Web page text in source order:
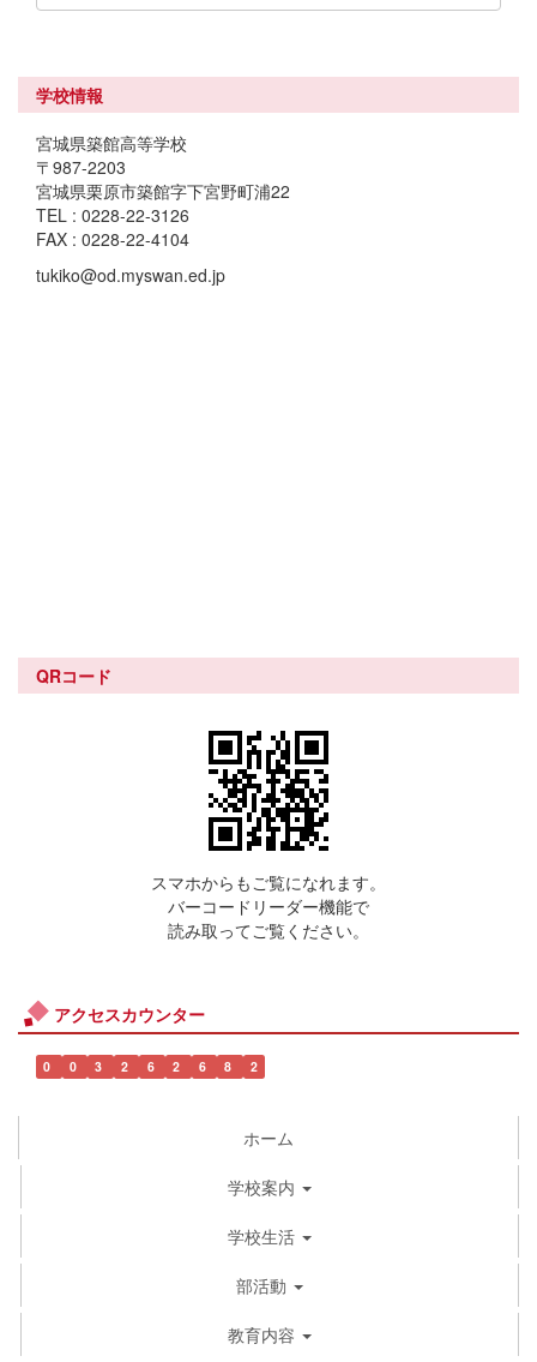
学校情報
宮城県築館高等学校
〒987-2203
宮城県栗原市築館字下宮野町浦22
TEL : 0228-22-3126
FAX : 0228-22-4104
tukiko@od.myswan.ed.jp
QRコード
スマホからもご覧になれます。
バーコードリーダー機能で
読み取ってご覧ください。
アクセスカウンター
0 0 3 2 6 2 6 8 2
ホーム
学校案内
学校生活
部活動
教育内容